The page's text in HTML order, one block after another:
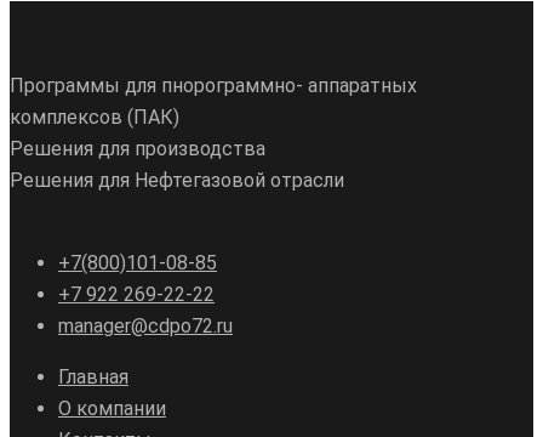
Программы для пнорограммно- аппаратных
комплексов (ПАК)
Решения для производства
Решения для Нефтегазовой отрасли
+7(800)101-08-85
+7 922 269-22-22
manager@cdpo72.ru
Главная
О компании